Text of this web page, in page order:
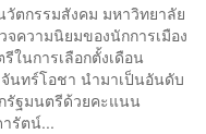
ตกรรมสังคม มหาวิทยาลัย
ความนิยมของนักการเมือง
นการเลือกตั้งเดือน
นทร์โอชา นำมาเป็นอันดับ
รัฐมนตรีด้วยคะแนน
รัตน์...